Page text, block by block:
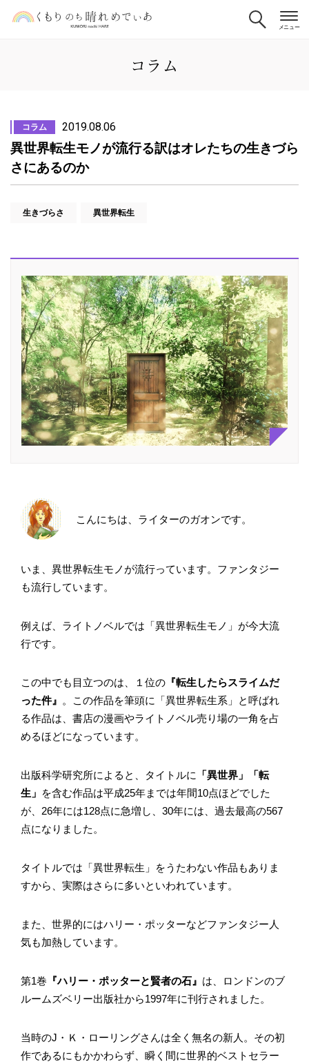
コラム
コラム 2019.08.06
異世界転生モノが流行る訳はオレたちの生きづら
さにあるのか
生きづらさ 異世界転生
こんにちは、ライターのガオンです。
いま、異世界転生モノが流行っています。ファンタジー
も流行しています。
例えば、ライトノベルでは「異世界転生モノ」が今大流
行です。
この中でも目立つのは、１位の 『転生したらスライムだ
った件』 。この作品を筆頭に「異世界転生系」と呼ばれ
る作品は、書店の漫画やライトノベル売り場の一角を占
めるほどになっています。
出版科学研究所によると、タイトルに
「異世界」「転
生」 を含む作品は平成25年までは年間10点ほどでした
が、26年には128点に急増し、30年には、過去最高の567
点になりました。
タイトルでは「異世界転生」をうたわない作品もありま
すから、実際はさらに多いといわれています。
また、世界的にはハリー・ポッターなどファンタジー人
気も加熱しています。
第1巻 『ハリー・ポッターと賢者の石』 は、ロンドンのブ
ルームズベリー出版社から1997年に刊行されました。
当時のJ・Ｋ・ローリングさんは全く無名の新人。その初
作であるにもかかわらず、瞬く間に世界的ベストセラー